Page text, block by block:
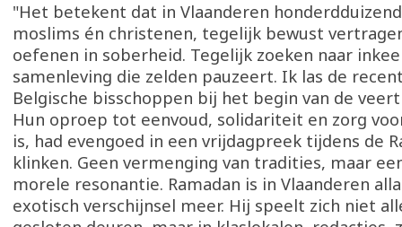
"Het betekent dat in Vlaanderen
moslims én christenen, tegelijk bewust
oefenen in soberheid. Tegelijk zoeken naar
samenleving die zelden pauzeert. Ik las de
Belgische bisschoppen bij het begin van de
Hun oproep tot eenvoud, solidariteit en zorg
is, had evengoed in een vrijdagpreek tijdens de
klinken. Geen vermenging van tradities, maar
morele resonantie. Ramadan is in Vlaanderen
exotisch verschijnsel meer. Hij speelt zich niet